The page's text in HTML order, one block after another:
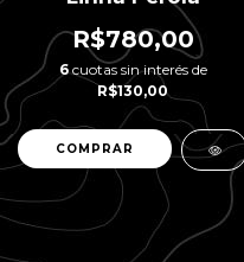
R$780,00
6cuotas sin interés de
R$130,00